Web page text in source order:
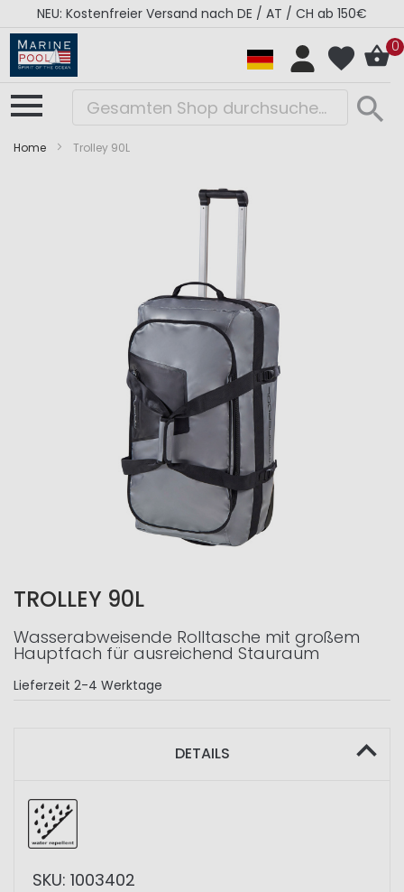
NEU: Kostenfreier Versand nach DE / AT / CH ab 150€
0
Home Trolley 90L
TROLLEY 90L
Wasserabweisende Rolltasche mit großem
Hauptfach für ausreichend Stauraum
Lieferzeit 2-4 Werktage
DETAILS
SKU: 1003402